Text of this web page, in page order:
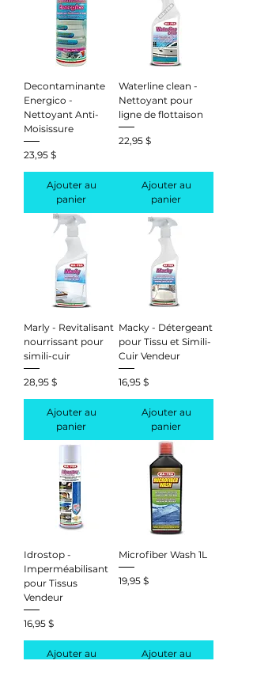
Decontaminante
Energico -
Nettoyant Anti-
Moisissure
Prix
23,95 $
Ajouter au
panier
Waterline clean -
Nettoyant pour
ligne de flottaison
Prix
22,95 $
Ajouter au
panier
Marly - Revitalisant
nourrissant pour
simili-cuir
Prix
28,95 $
Ajouter au
panier
Macky - Détergeant
pour Tissu et Simili-
Cuir Vendeur
Prix
16,95 $
Ajouter au
panier
Idrostop -
Imperméabilisant
pour Tissus
Vendeur
Prix
16,95 $
Ajouter au
Microfiber Wash 1L
Prix
19,95 $
Ajouter au